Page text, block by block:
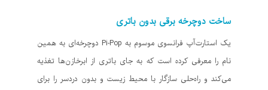
ساخت دوچرخه برقی بدون باتری
یک استارت‌آپ فرانسوی موسوم به Pi-Pop دوچرخه‌ای به همین
نام را معرفی کرده است که به جای باتری از ابرخازن‌ها تغذیه
می‌کند و راه‌حلی سازگار با محیط‌ زیست و بدون دردسر را برای